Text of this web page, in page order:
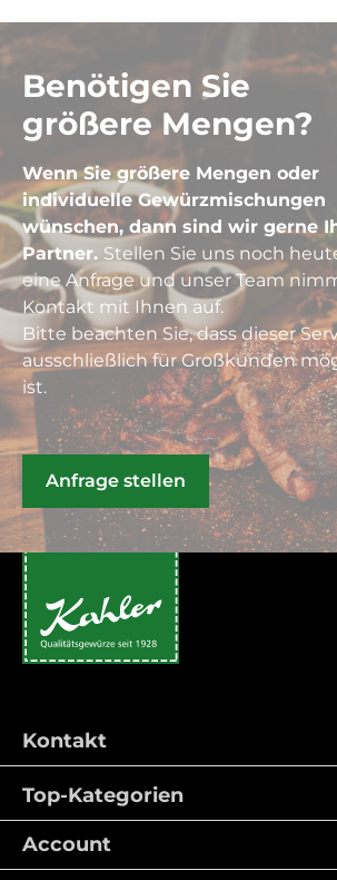
Benötigen Sie
größere Mengen?
Wenn Sie größere Mengen oder
individuelle Gewürzmischungen
wünschen, dann sind wir gerne
Partner. Stellen Sie uns noch
eine Anfrage und unser Team
Kontakt mit Ihnen auf.
Bitte beachten Sie, dass dieser
ausschließlich für Großkunden
ist.
Anfrage stellen
Kontakt
Top-Kategorien
Account